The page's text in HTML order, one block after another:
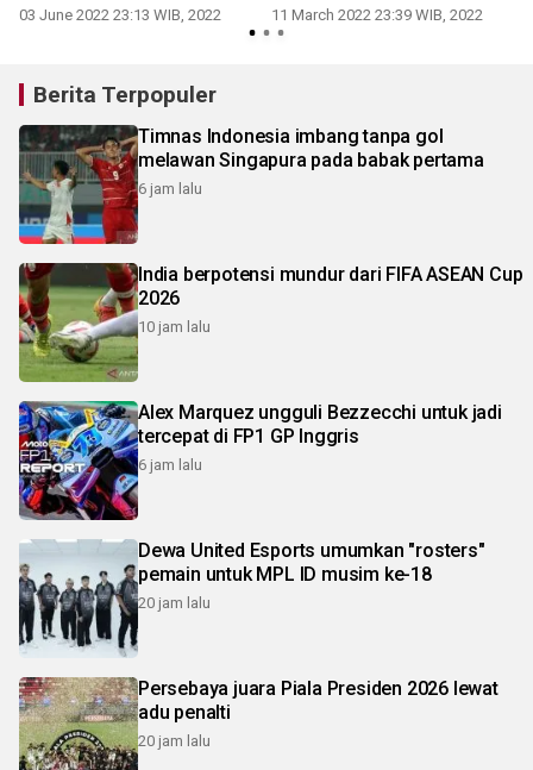
03 June 2022 23:13 WIB, 2022 11 March 2022 23:39 WIB, 2022
Berita Terpopuler
Timnas Indonesia imbang tanpa gol
melawan Singapura pada babak pertama
6 jam lalu
India berpotensi mundur dari FIFA ASEAN Cup
2026
10 jam lalu
Alex Marquez ungguli Bezzecchi untuk jadi
tercepat di FP1 GP Inggris
6 jam lalu
Dewa United Esports umumkan "rosters"
pemain untuk MPL ID musim ke-18
20 jam lalu
Persebaya juara Piala Presiden 2026 lewat
adu penalti
20 jam lalu